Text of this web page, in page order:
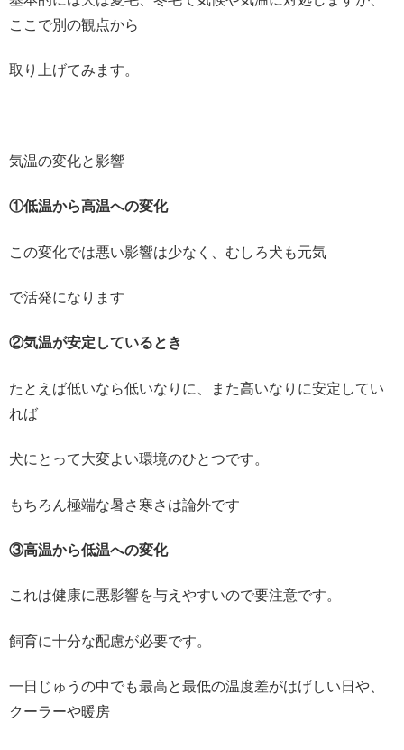
ここで別の観点から
取り上げてみます。
気温の変化と影響
①低温から高温への変化
この変化では悪い影響は少なく、むしろ犬も元気
で活発になります
②気温が安定しているとき
たとえば低いなら低いなりに、また高いなりに安定してい
れば
犬にとって大変よい環境のひとつです。
もちろん極端な暑さ寒さは論外です
③高温から低温への変化
これは健康に悪影響を与えやすいので要注意です。
飼育に十分な配慮が必要です。
一日じゅうの中でも最高と最低の温度差がはげしい日や、
クーラーや暖房